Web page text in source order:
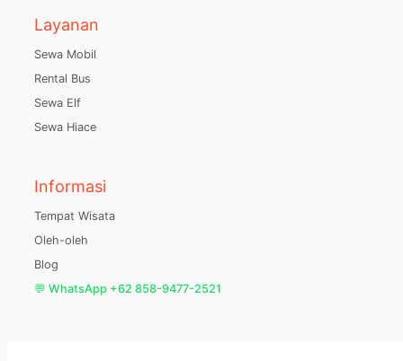
Layanan
Sewa Mobil
Rental Bus
Sewa Elf
Sewa Hiace
Informasi
Tempat Wisata
Oleh-oleh
Blog
💬 WhatsApp +62 858-9477-2521